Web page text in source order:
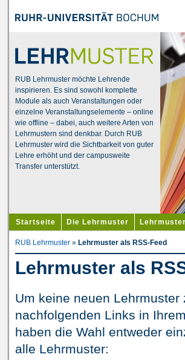
RUB Lehrmuster möchte Lehrende
inspirieren. Es sind sowohl komplette
Module als auch Veranstaltungen oder
einzelne Veranstaltungselemente – online
wie offline – dabei, auch weitere Arten von
Lehrmustern sind denkbar. Durch RUB
Lehrmuster wird die Sichtbarkeit von guter
Lehre erhöht und der campusweite
Transfer unterstützt.
Startseite Die Lehrmuster
RUB Lehrmuster » Lehrmuster als RSS-Feed
Lehrmuster als
Um keine neuen
nachfolgenden Links in
haben die Wahl entweder
alle Lehrmuster: